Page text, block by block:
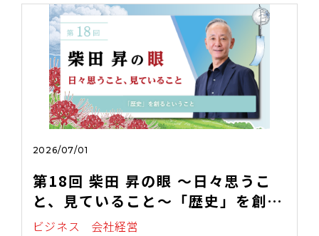
2026/07/01
第18回 柴田 昇の眼 ～日々思うこ
と、見ていること～「歴史」を創る
ということ
ビジネス
会社経営